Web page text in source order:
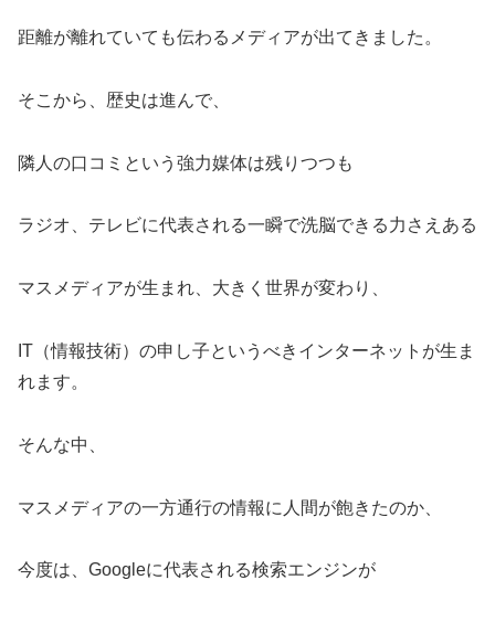
距離が離れていても伝わるメディアが出てきました。
そこから、歴史は進んで、
隣人の口コミという強力媒体は残りつつも
ラジオ、テレビに代表される一瞬で洗脳できる力さえある
マスメディアが生まれ、大きく世界が変わり、
IT（情報技術）の申し子というべきインターネットが生ま
れます。
そんな中、
マスメディアの一方通行の情報に人間が飽きたのか、
今度は、Googleに代表される検索エンジンが